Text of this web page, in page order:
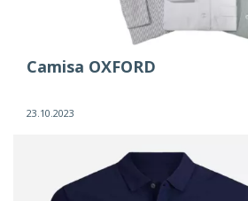
Camisa OXFORD
23.10.2023